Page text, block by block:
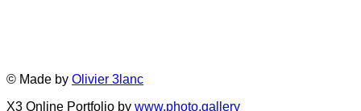
© Made by Olivier 3lanc
X3 Online Portfolio by www.photo.gallery